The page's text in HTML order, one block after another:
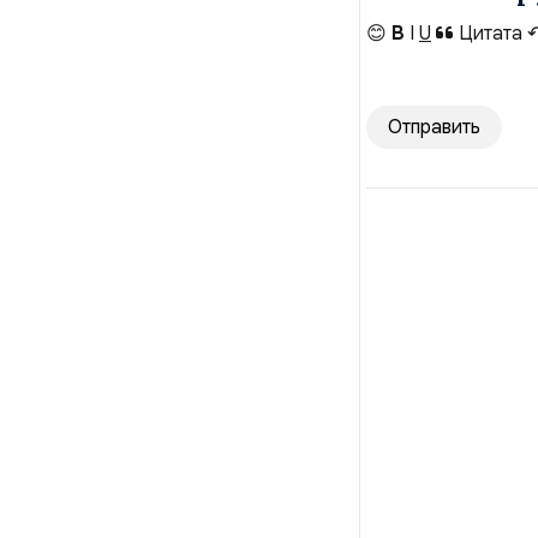
😊 B I U Цитата
Отправить